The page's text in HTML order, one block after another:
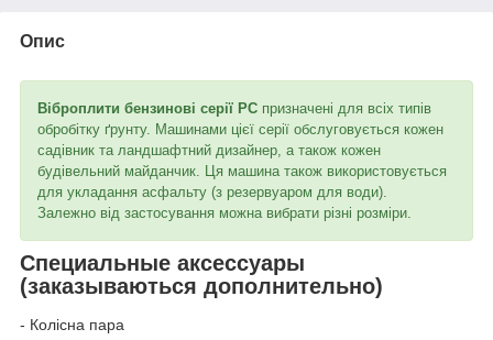
Опис
Віброплити бензинові серії PC призначені для всіх типів
обробітку ґрунту. Машинами цієї серії обслуговується кожен
садівник та ландшафтний дизайнер, а також кожен
будівельний майданчик. Ця машина також використовується
для укладання асфальту (з резервуаром для води).
Залежно від застосування можна вибрати різні розміри.
Специальные аксессуары
(заказываються дополнительно)
- Колісна пара